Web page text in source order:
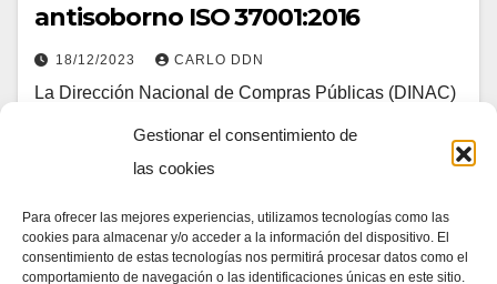
Gestionar el consentimiento de
las cookies
Para ofrecer las mejores experiencias, utilizamos tecnologías como las
cookies para almacenar y/o acceder a la información del dispositivo. El
consentimiento de estas tecnologías nos permitirá procesar datos como el
comportamiento de navegación o las identificaciones únicas en este sitio.
antisoborno ISO 37001:2016
18/12/2023 CARLO DDN
La Dirección Nacional de Compras Públicas (DINAC)
marca un hito importante en su compromiso con la
transparencia y el buen uso de fondos públicos, al